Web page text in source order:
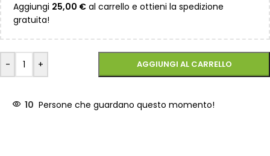
Aggiungi 25,00 € al carrello e ottieni la spedizione
gratuita!
- + AGGIUNGI AL CARRELLO
10 Persone che guardano questo momento!